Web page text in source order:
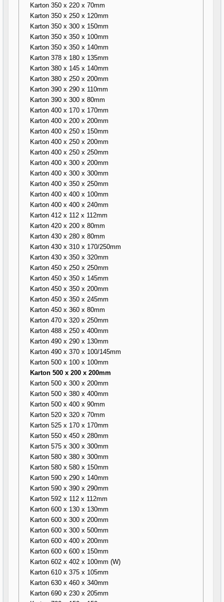
Karton 350 x 220 x 70mm
Karton 350 x 250 x 120mm
Karton 350 x 300 x 150mm
Karton 350 x 350 x 100mm
Karton 350 x 350 x 140mm
Karton 378 x 180 x 135mm
Karton 380 x 145 x 140mm
Karton 380 x 250 x 200mm
Karton 390 x 290 x 110mm
Karton 390 x 300 x 80mm
Karton 400 x 170 x 170mm
Karton 400 x 200 x 200mm
Karton 400 x 250 x 150mm
Karton 400 x 250 x 200mm
Karton 400 x 250 x 250mm
Karton 400 x 300 x 200mm
Karton 400 x 300 x 300mm
Karton 400 x 350 x 250mm
Karton 400 x 400 x 100mm
Karton 400 x 400 x 240mm
Karton 412 x 112 x 112mm
Karton 420 x 200 x 80mm
Karton 430 x 280 x 80mm
Karton 430 x 310 x 170/250mm
Karton 430 x 350 x 320mm
Karton 450 x 250 x 250mm
Karton 450 x 350 x 145mm
Karton 450 x 350 x 200mm
Karton 450 x 350 x 245mm
Karton 450 x 360 x 80mm
Karton 470 x 320 x 250mm
Karton 488 x 250 x 400mm
Karton 490 x 290 x 130mm
Karton 490 x 370 x 100/145mm
Karton 500 x 100 x 100mm
Karton 500 x 200 x 200mm
Karton 500 x 300 x 200mm
Karton 500 x 380 x 400mm
Karton 500 x 400 x 90mm
Karton 520 x 320 x 70mm
Karton 525 x 170 x 170mm
Karton 550 x 450 x 280mm
Karton 575 x 300 x 300mm
Karton 580 x 380 x 300mm
Karton 580 x 580 x 150mm
Karton 590 x 290 x 140mm
Karton 590 x 390 x 290mm
Karton 592 x 112 x 112mm
Karton 600 x 130 x 130mm
Karton 600 x 300 x 200mm
Karton 600 x 300 x 500mm
Karton 600 x 400 x 200mm
Karton 600 x 600 x 150mm
Karton 602 x 402 x 100mm (W)
Karton 610 x 375 x 105mm
Karton 630 x 460 x 340mm
Karton 690 x 230 x 205mm